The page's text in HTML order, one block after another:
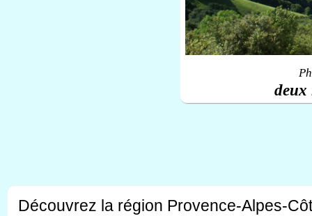
deux
Découvrez la région Provence-Alpes-